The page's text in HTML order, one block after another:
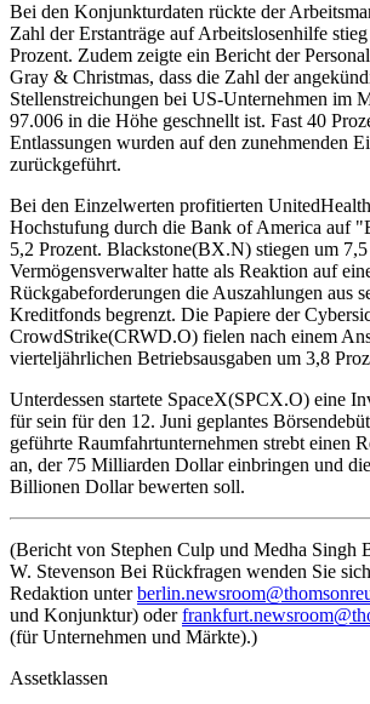
Bei den Konjunkturdaten rückte der
Zahl der Erstanträge auf Arbeitslosenhilfe
Prozent. Zudem zeigte ein Bericht der
Gray & Christmas, dass die Zahl der
Stellenstreichungen bei US-Unternehmen im
97.006 in die Höhe geschnellt ist. Fast 40
Entlassungen wurden auf den zunehmenden
zurückgeführt.
Bei den Einzelwerten profitierten
Hochstufung durch die Bank of America auf
5,2 Prozent. Blackstone(BX.N) stiegen um
Vermögensverwalter hatte als Reaktion auf
Rückgabeforderungen die Auszahlungen aus
Kreditfonds begrenzt. Die Papiere der
CrowdStrike(CRWD.O) fielen nach einem
vierteljährlichen Betriebsausgaben um 3,8
Unterdessen startete SpaceX(SPCX.O) eine
für sein für den 12. Juni geplantes
geführte Raumfahrtunternehmen strebt einen
an, der 75 Milliarden Dollar einbringen und
Billionen Dollar bewerten soll.
(Bericht von Stephen Culp und Medha Singh
W. Stevenson Bei Rückfragen wenden Sie
Redaktion unter
und Konjunktur) oder
(für Unternehmen und Märkte).)
Assetklassen